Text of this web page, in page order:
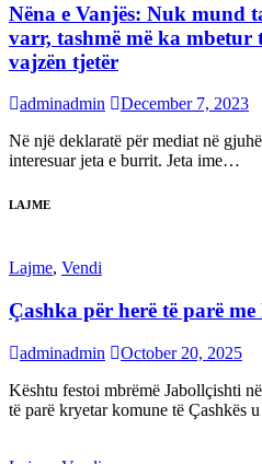
Nëna e Vanjës: Nuk mund
varr, tashmë më ka mbetur
vajzën tjetër
adminadmin
December 7, 2023
Në një deklaratë për mediat në
interesuar jeta e burrit. Jeta ime…
LAJME
Lajme, Vendi
Çashka për herë të parë
adminadmin
October 20, 2025
Kështu festoi mbrëmë Jabollçishti
të parë kryetar komune të Çashkës